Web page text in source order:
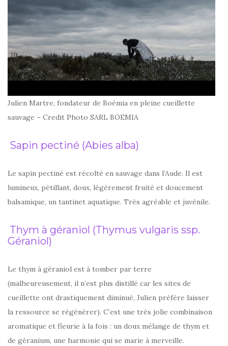
Julien Martre, fondateur de Boèmia en pleine cueillette
sauvage – Credit Photo SARL BOEMIA
Sapin pectiné (Abies alba)
Le sapin pectiné est récolté en sauvage dans l’Aude. Il est
lumineux, pétillant, doux, légèrement fruité et doucement
balsamique, un tantinet aquatique. Très agréable et juvénile.
Thym à géraniol (Thymus vulgaris ssp.
Géraniol)
Le thym à géraniol est à tomber par terre
(malheureusement, il n’est plus distillé car les sites de
cueillette ont drastiquement diminué, Julien préfère laisser
la ressource se régénérer). C’est une très jolie combinaison
aromatique et fleurie à la fois : un doux mélange de thym et
de géranium, une harmonie qui se marie à merveille.